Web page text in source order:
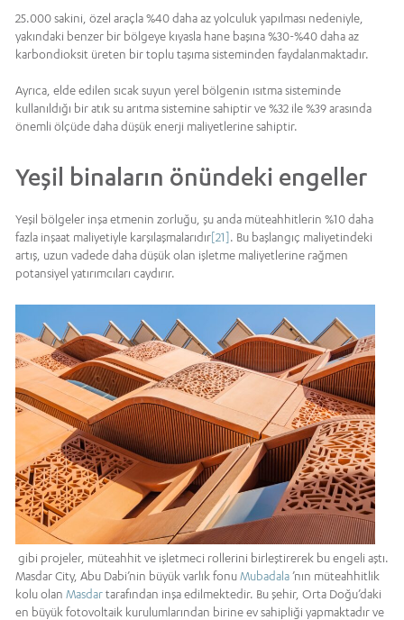
25.000 sakini, özel araçla %40 daha az yolculuk yapılması nedeniyle,
yakındaki benzer bir bölgeye kıyasla hane başına %30-%40 daha az
karbondioksit üreten bir toplu taşıma sisteminden faydalanmaktadır.
Ayrıca, elde edilen sıcak suyun yerel bölgenin ısıtma sisteminde
kullanıldığı bir atık su arıtma sistemine sahiptir ve %32 ile %39 arasında
önemli ölçüde daha düşük enerji maliyetlerine sahiptir.
Yeşil binaların önündeki engeller
Yeşil bölgeler inşa etmenin zorluğu, şu anda müteahhitlerin %10 daha
fazla inşaat maliyetiyle karşılaşmalarıdır[21]. Bu başlangıç maliyetindeki
artış, uzun vadede daha düşük olan işletme maliyetlerine rağmen
potansiyel yatırımcıları caydırır.
gibi projeler, müteahhit ve işletmeci rollerini birleştirerek bu engeli aştı.
Masdar City, Abu Dabi’nin büyük varlık fonuMubadala’nın müteahhitlik
kolu olan Masdartarafından inşa edilmektedir. Bu şehir, Orta Doğu’daki
en büyük fotovoltaik kurulumlarından birine ev sahipliği yapmaktadır ve